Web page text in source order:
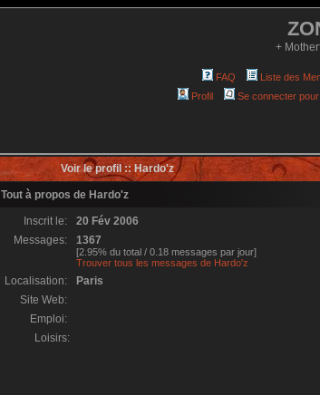
+
FAQ Liste des
Profil
Se connecter
Voir le profil :: Hardo'z
Tout à propos de Hardo'z
Inscrit le:
20 Fév 2006
Messages:
1367
[2.95% du total / 0.18 messages par jour]
Trouver tous les messages de Hardo'z
Localisation:
Paris
Site Web:
Emploi:
Loisirs: